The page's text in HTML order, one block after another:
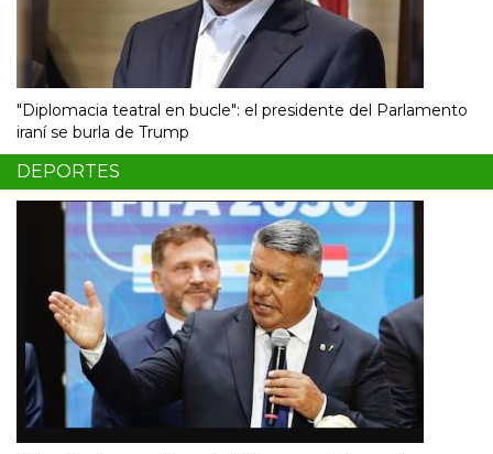
"Diplomacia teatral en bucle": el presidente del Parlamento
iraní se burla de Trump
DEPORTES